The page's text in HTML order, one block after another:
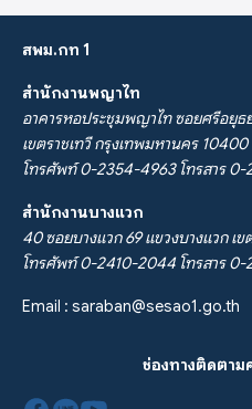
สพม.กท 1
สำนักงานพญาไท
อาคารหอประชุมพญาไท ซอยศรีอยุ
เขตราชเทวี กรุงเทพมหานคร 10400
โทรศัพท์ 0-2354-4963 โทรสาร
สำนักงานบางแวก
40 ซอยบางแวก 69 แขวงบางแวก เ
โทรศัพท์ 0-2410-2044 โทรสาร 0-
Email : saraban@sesao1.go.th
ช่องทางติดตาม